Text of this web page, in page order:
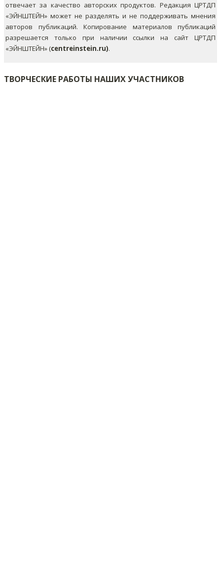
отвечает за качество авторских продуктов. Редакция ЦРТДП
«ЭЙНШТЕЙН» может не разделять и не поддерживать мнения
авторов публикаций. Копирование материалов публикаций
разрешается только при наличии ссылки на сайт ЦРТДП
«ЭЙНШТЕЙН» (centreinstein.ru).
ТВОРЧЕСКИЕ РАБОТЫ НАШИХ УЧАСТНИКОВ